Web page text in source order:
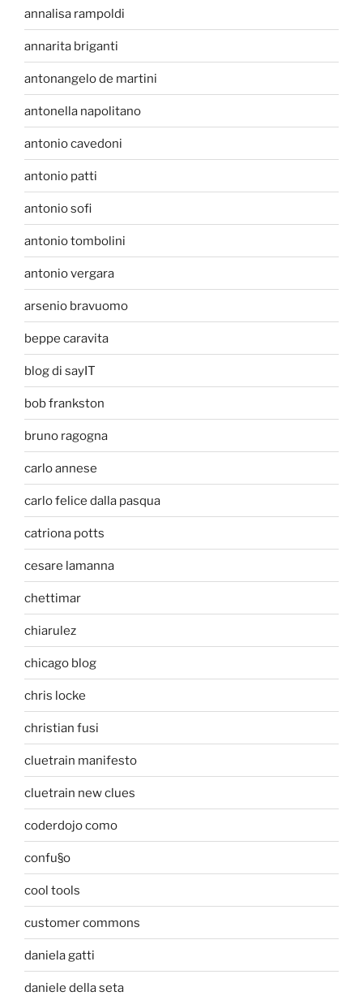
annalisa rampoldi
annarita briganti
antonangelo de martini
antonella napolitano
antonio cavedoni
antonio patti
antonio sofi
antonio tombolini
antonio vergara
arsenio bravuomo
beppe caravita
blog di sayIT
bob frankston
bruno ragogna
carlo annese
carlo felice dalla pasqua
catriona potts
cesare lamanna
chettimar
chiarulez
chicago blog
chris locke
christian fusi
cluetrain manifesto
cluetrain new clues
coderdojo como
confu§o
cool tools
customer commons
daniela gatti
daniele della seta